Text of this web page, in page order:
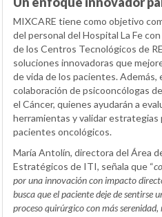
MIXCARE tiene como objetivo
del personal del Hospital La Fe
de los Centros Tecnológicos de
soluciones innovadoras que
de vida de los pacientes.
colaboración de psicooncólogas
el Cáncer, quienes ayudarán a
herramientas y validar estrategias
pacientes oncológicos.
María Antolín, directora del Área
Estratégicos de ITI, señala que “
por una innovación con impacto
busca que el paciente deje de sentirse
proceso quirúrgico con más serenidad,